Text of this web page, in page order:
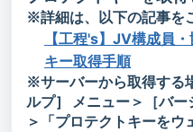
※詳細は、以下の記事を
【工程's】JV構成員
キー取得手順
※サーバーから取得する
ルプ］ メニュー＞［バー
＞「プロテクトキーを